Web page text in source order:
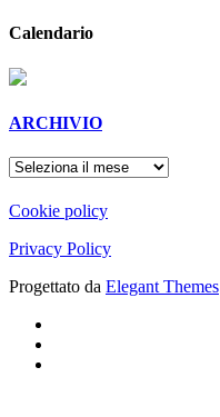
Calendario
ARCHIVIO
ARCHIVIO
Cookie policy
Privacy Policy
Progettato da Elegant Themes